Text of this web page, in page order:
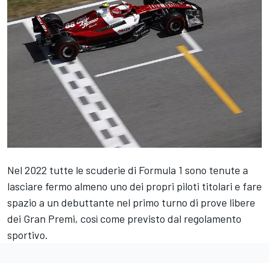
Nel 2022 tutte le scuderie di Formula 1 sono tenute a
lasciare fermo almeno uno dei propri piloti titolari e fare
spazio a un debuttante nel primo turno di prove libere
dei Gran Premi, così come previsto dal regolamento
sportivo.